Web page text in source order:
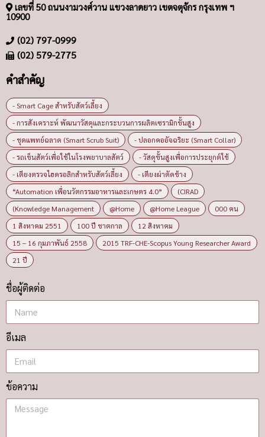
เลขที่ 50 ถนนงามวงศ์วาน แขวงลาดยาว เขตจตุจักร กรุงเทพ ฯ
10900
(02) 797-0999
(02) 579-2775
คำสำคัญ
- Smart Cage สำหรับสัตว์เลี้ยง
- การสังเคราะห์ พัฒนาวัสดุและกระบวนการผลิตเซรามิกขั้นสูง
- ชุดแพทย์ฉลาด (Smart Scrub Suit)
- ปลอกคออัจฉริยะ (Smart Collar)
- รถเข็นสัตว์เพื่อใช้ในโรงพยาบาลสัตว์
- วัสดุขั้นสูงเพื่อการประยุกต์ใช้
- เตียงตรวจไฮดรอลิกสำหรับสัตว์เลี้ยง
- เตียงผ่าตัดช้าง
“Automation เพื่อนวัตกรรมอาหารและเกษตร 4.0”
(CIRAD
(Knowledge Management
@Home @Home League
000 คน
1 สิงหาคม 2551
100 ปี ชาตกาล
12 สิงหาคม
15 – 16 กุมภาพันธ์ 2558
2015 TRF-CHE-Scopus Young Researcher Award
21 ปี
ชื่อผู้ติดต่อ
อีเมล
ข้อความ